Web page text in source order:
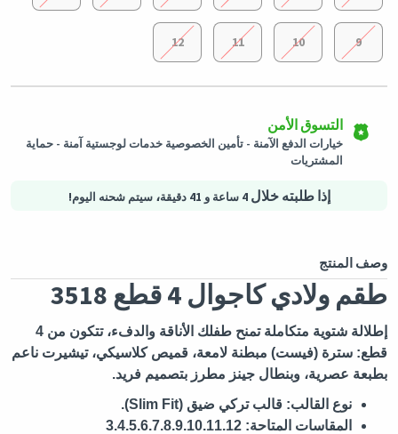
إذا طلبته خلال4 ساعة و 41 دقيقة ،سيتم شحنه اليوم!
وصف المنتج
طقم ولادي كاجوال 4 قطع 3518
إطلالة شتوية متكاملة تمنح طفلك الأناقة والدفء، تتكون من 4
قطع: سترة (فيست) مبطنة لامعة، قميص كلاسيكي، تيشيرت ناعم
بطبعة عصرية، وبنطال جينز مطرز بتصميم فريد.
نوع القالب: قالب تركي ضيق (Slim Fit).
المقاسات المتاحة:
9
10
11
12
شحن لكافة الدول
يمكن إرجاع المنتجات المؤهلة في حالتها الأصلية خلال 3 أيام من تاريخ
خدمة عملاء مميزة
التسوق الأمن
خيارات الدفع الآمنة - تأمين الخصوصية خدمات لوجستية آمنة - حماية
المشتريات